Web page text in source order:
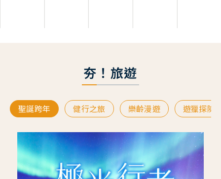
夯！旅遊
聖誕跨年 健行之旅 樂齡漫遊 遊獵探險